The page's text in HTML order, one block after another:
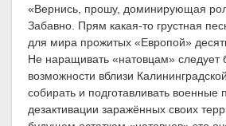
«Вернись, прошу, доминирующая
Забавно. Прям какая-то грустная
для мира прожитых «Европой»
Не наращивать «натовцам» следует
возможности вблизи
собирать и подготавливать военные
дезактивации заражённых своих